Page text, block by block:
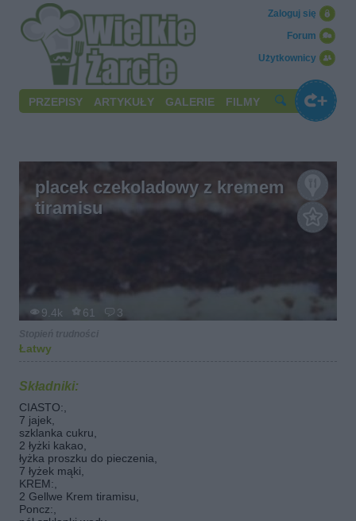
Użytkownicy
Forum
Zaloguj się
PRZEPISY ARTYKUŁY GALERIE FILMY
placek czekoladowy z kremem
tiramisu
9.4k 61 3
Łatwy
Składniki:
CIASTO:,
7 jajek,
szklanka cukru,
2 łyżki kakao,
łyżka proszku do pieczenia,
7 łyżek mąki,
KREM:,
2 Gellwe Krem tiramisu,
Poncz:,